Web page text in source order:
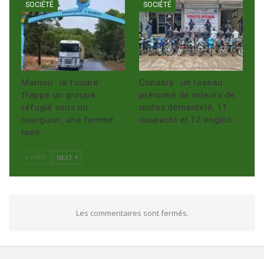
SOCIÉTÉ
Mamou : la foudre
frappe un groupe
réfugié sous un
manguier, une femme
tuée
SOCIÉTÉ
Conakry : un réseau
présumé de voleurs de
motos démantelé, 11
suspects et 12 engins…
PREV NEXT
Les commentaires sont fermés.